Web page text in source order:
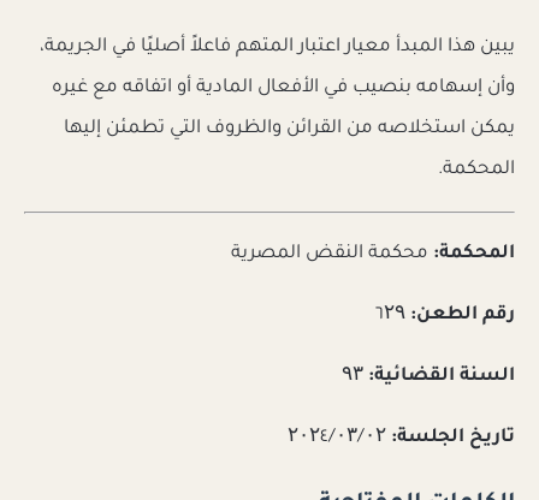
يبين هذا المبدأ معيار اعتبار المتهم فاعلاً أصليًا في الجريمة،
وأن إسهامه بنصيب في الأفعال المادية أو اتفاقه مع غيره
يمكن استخلاصه من القرائن والظروف التي تطمئن إليها
المحكمة.
المحكمة: محكمة النقض المصرية
رقم الطعن:
السنة القضائية:
تاريخ الجلسة: